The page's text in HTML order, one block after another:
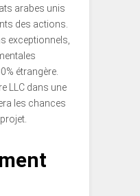
arabes unis
des actions.
exceptionnels,
étrangère.
LLC dans une
les chances